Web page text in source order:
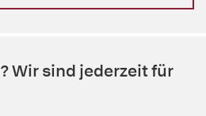
Wir sind jederzeit für